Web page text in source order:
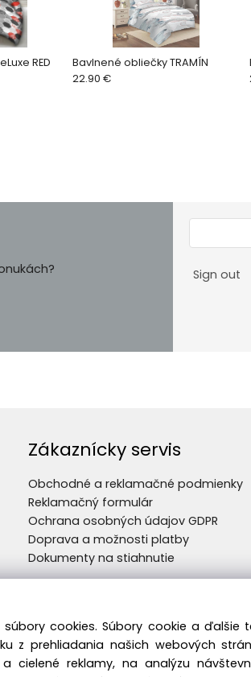
RED
Bavlnené obliečky TRAMÍN
22.90 €
Sign out
Zákaznícky servis
Obchodné a reklamačné podmienky
Reklamačný formulár
Ochrana osobných údajov GDPR
Doprava a možnosti platby
Dokumenty na stiahnutie
cookies. Súbory cookie a ďalšie
z prehliadania našich webových
cielené reklamy, na analýzu